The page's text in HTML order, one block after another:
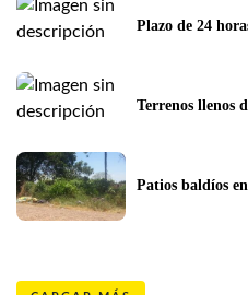
Plazo de 24
Terrenos llenos
Patios baldíos